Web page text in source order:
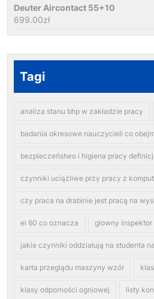
Deuter Aircontact 55+10
699.00zł
Tagi
analiza stanu bhp w zakładzie pracy
badania okresowe nauczycieli co
bezpieczeństwo i higiena pracy
czynniki uciążliwe przy pracy z
czy praca na drabinie jest pracą na
ei 60 co oznacza glowny inspektor
jakie czynniki oddziałują na studenta
karta przeglądu maszyny wzór
klasy odporności ogniowej listy